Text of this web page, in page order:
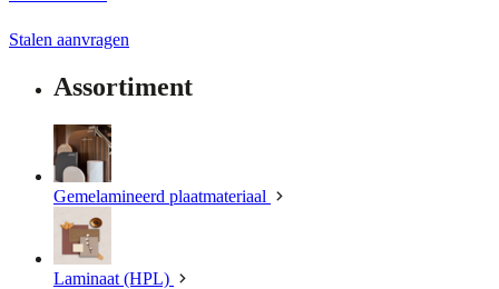
Stalen aanvragen
Assortiment
Gemelamineerd plaatmateriaal
Laminaat (HPL)